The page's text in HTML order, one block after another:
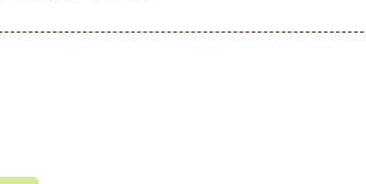
ので、意外にも洗いやすいです！